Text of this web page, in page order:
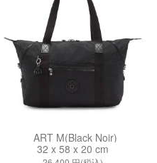
ART M(Black Noir)
32 x 58 x 20 cm